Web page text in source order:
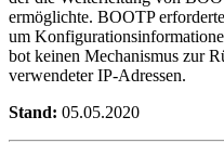
ermöglichte. BOOTP
um
bot keinen Mechanismus zur
verwendeter IP-Adressen.
Stand: 05.05.2020